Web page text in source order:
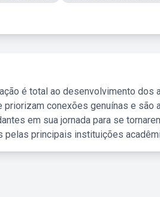
é total ao desenvolvimento dos
conexões genuínas e são
em sua jornada para se
pelas principais instituições